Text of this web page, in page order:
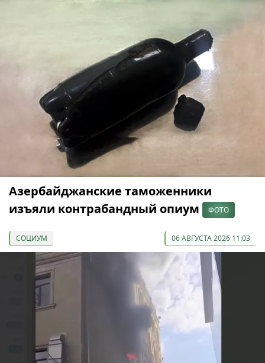
Азербайджанские таможенники
изъяли контрабандный опиум
ФОТО
СОЦИУМ 06 АВГУСТА 2026 11:03